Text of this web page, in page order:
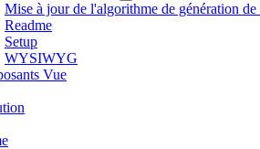
Mise à jour de l'algorithme de génération de
Readme
Setup
WYSIWYG
Vue